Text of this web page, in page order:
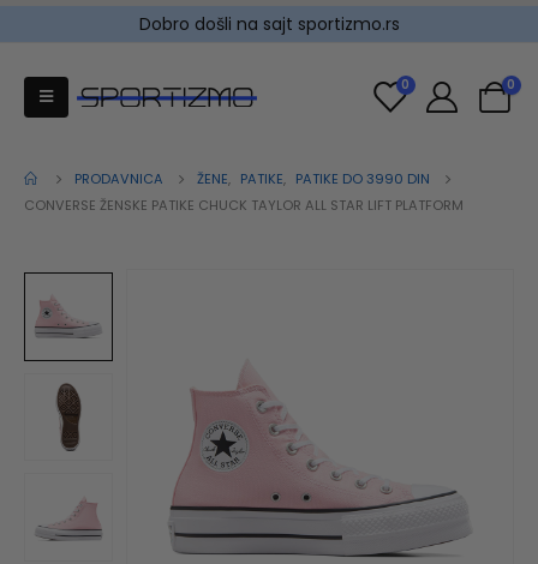
Dobro došli na sajt sportizmo.rs
0 0
PRODAVNICA ŽENE, PATIKE, PATIKE DO 3990 DIN
CONVERSE ŽENSKE PATIKE CHUCK TAYLOR ALL STAR LIFT PLATFORM